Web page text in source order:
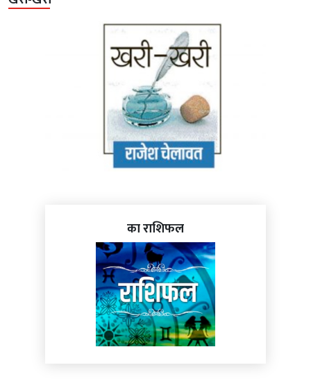
का राशिफल